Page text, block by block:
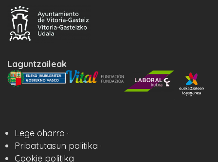
Laguntzaileak
Lege oharra ·
Pribatutasun politika ·
Cookie politika